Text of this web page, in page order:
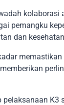
kolaborasi
pemangku
dan
K3